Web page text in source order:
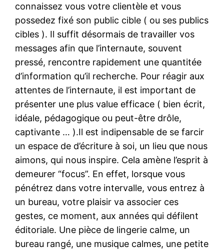
connaissez vous votre clientèle et vous
possedez fixé son public cible ( ou ses publics
cibles ). Il suffit désormais de travailler vos
messages afin que l’internaute, souvent
pressé, rencontre rapidement une quantitée
d’information qu’il recherche. Pour réagir aux
attentes de l’internaute, il est important de
présenter une plus value efficace ( bien écrit,
idéale, pédagogique ou peut-être drôle,
captivante … ).Il est indipensable de se farcir
un espace de d’écriture à soi, un lieu que nous
aimons, qui nous inspire. Cela amène l’esprit à
demeurer “focus”. En effet, lorsque vous
pénétrez dans votre intervalle, vous entrez à
un bureau, votre plaisir va associer ces
gestes, ce moment, aux années qui défilent
éditoriale. Une pièce de lingerie calme, un
bureau rangé, une musique calmes, une petite